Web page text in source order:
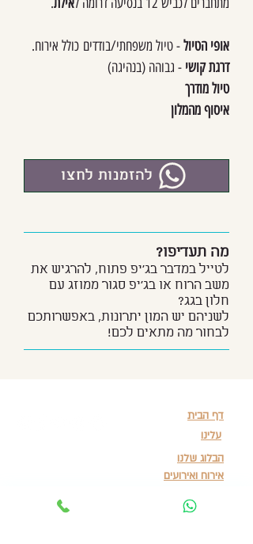
אופי הטיול- טיול משפחתי/בודדים כולל אירוח.
דרגת קושי - גבוהה (בנהיגה)
טיול מודרך
איסוף מהמלון
להזמנות לחצו
מה תעדיפו?
לטייל במדבר בג׳יפ פתוח, להרגיש את
משב הרוח או בג׳יפ סגור ממוזג עם
חלון בגג?
לשניהם יש המון יתרונות, באפשרותכם
לבחור מה מתאים לכם!
דף הבית
עלינו
הבלוג שלנו
אירוח ואירועים